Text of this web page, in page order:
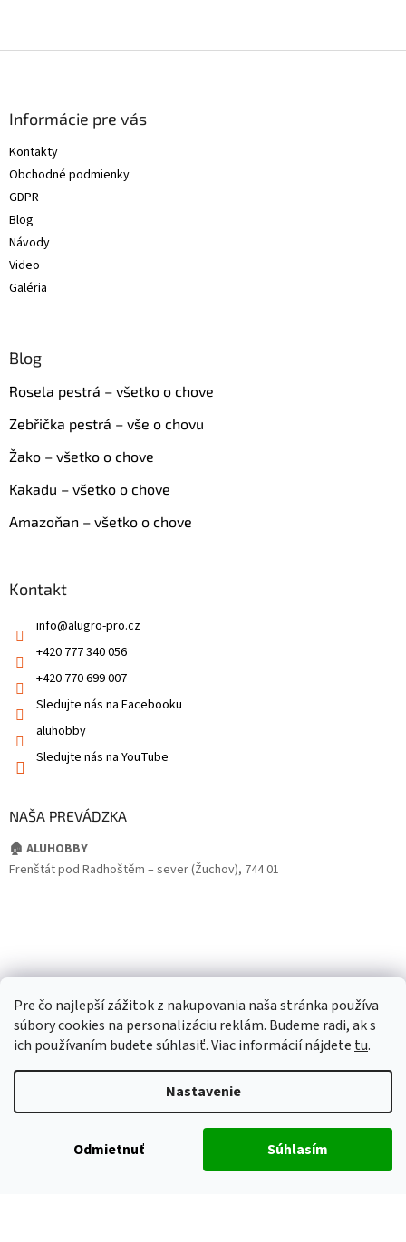
Pre čo najlepší zážitok z nakupovania naša stránka používa
súbory cookies na personalizáciu reklám. Budeme radi, ak s
ich používaním budete súhlasiť. Viac informácií nájdete tu.
Nastavenie
Odmietnuť Súhlasím
Informácie pre vás
Kontakty
Obchodné podmienky
GDPR
Blog
Návody
Video
Galéria
Blog
Rosela pestrá – všetko o chove
Zebřička pestrá – vše o chovu
Žako – všetko o chove
Kakadu – všetko o chove
Amazoňan – všetko o chove
Kontakt
info@alugro-pro.cz
+420 777 340 056
+420 770 699 007
Sledujte nás na Facebooku
aluhobby
Sledujte nás na YouTube
NAŠA PREVÁDZKA
🏠 ALUHOBBY
Frenštát pod Radhoštěm – sever (Žuchov), 744 01